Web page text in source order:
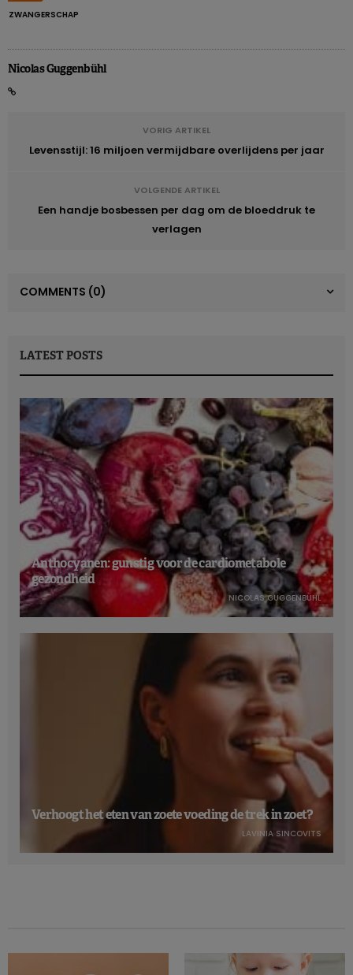
ZWANGERSCHAP
Nicolas Guggenbühl
VORIG ARTIKEL
Levensstijl: 16 miljoen vermijdbare overlijdens per jaar
VOLGENDE ARTIKEL
Een handje bosbessen per dag om de bloeddruk te
verlagen
COMMENTS (0)
LATEST POSTS
Anthocyanen: gunstig voor de cardiometabole
gezondheid
NICOLAS GUGGENBÜHL
Verhoogt het eten van zoete voeding de trek in zoet?
LAVINIA SINCOVITS